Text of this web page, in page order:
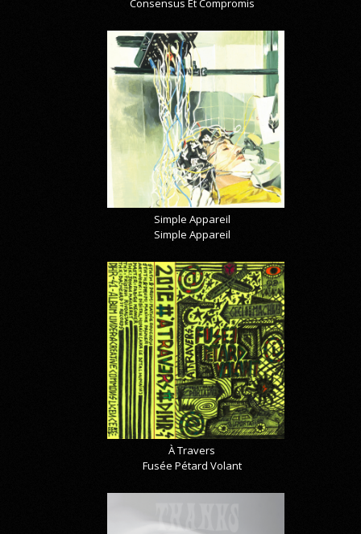
Consensus Et Compromis
Simple Appareil
Simple Appareil
À Travers
Fusée Pétard Volant